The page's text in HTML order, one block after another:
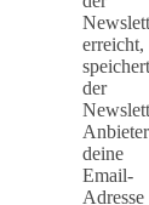
erreicht,
speichert
der
deine
Email-
Adresse